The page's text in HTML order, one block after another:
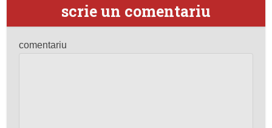
scrie un comentariu
comentariu